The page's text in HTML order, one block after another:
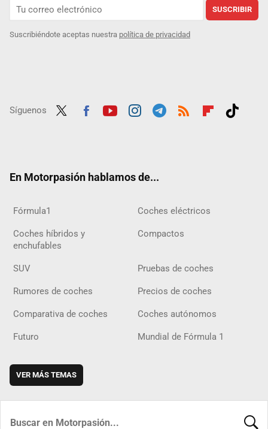
SUSCRIBIR
Suscribiéndote aceptas nuestra política de privacidad
Síguenos
En Motorpasión hablamos de...
Fórmula1 Coches eléctricos
Coches híbridos y
enchufables
Compactos
SUV Pruebas de coches
Rumores de coches Precios de coches
Comparativa de coches Coches autónomos
Futuro Mundial de Fórmula 1
VER MÁS TEMAS